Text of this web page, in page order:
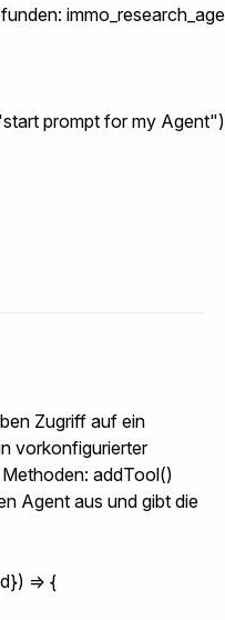
gefunden:
prompt for my Agent")
Zugriff auf ein
vorkonfigurierter
addTool()
Agent aus und gibt die
=> {